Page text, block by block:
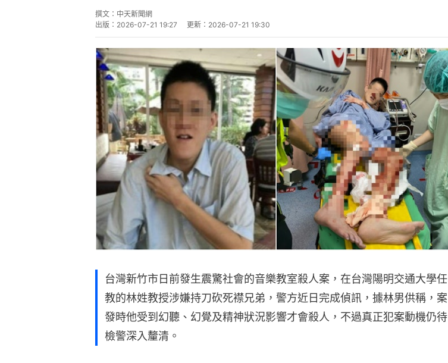
撰文： 中天新聞網
出版： 2026-07-21 19:27 更新： 2026-07-21 19:30
台灣新竹市日前發生震驚社會的音樂教室殺人案，在台灣陽明交通大學任
教的林姓教授涉嫌持刀砍死襟兄弟，警方近日完成偵訊，據林男供稱，案
發時他受到幻聽、幻覺及精神狀況影響才會殺人，不過真正犯案動機仍待
檢警深入釐清。